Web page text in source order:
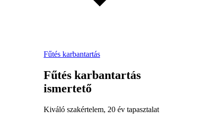
Fűtés karbantartás
Fűtés karbantartás
ismertető
Kiváló szakértelem, 20 év tapasztalat